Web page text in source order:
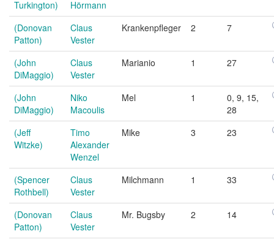
Turkington)
Hörmann
(Donovan
Patton)
Claus
Vester
Krankenpfleger 2 7
(John
DiMaggio)
Claus
Vester
Marianio 1 27
(John
DiMaggio)
Niko
Macoulis
Mel 1
0, 9, 15,
28
(Jeff
Witzke)
Timo
Alexander
Wenzel
Mike 3 23
(Spencer
Rothbell)
Claus
Vester
Milchmann 1 33
(Donovan
Patton)
Claus
Vester
Mr. Bugsby 2 14